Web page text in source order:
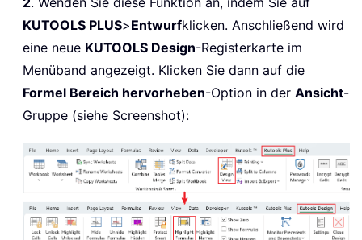
KUTOOLS PLUS>Entwurfklicken. Anschließend wird
eine neue KUTOOLS Design-Registerkarte im
Menüband angezeigt. Klicken Sie dann auf die
Formel Bereich hervorheben-Option in der Ansicht-
Gruppe (siehe Screenshot):